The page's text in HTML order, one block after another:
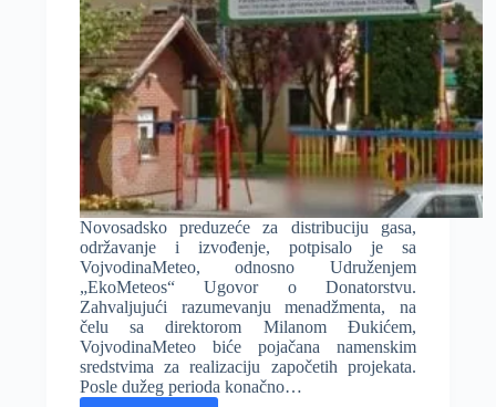
Novosadsko preduzeće za distribuciju gasa,
održavanje i izvođenje, potpisalo je sa
VojvodinaMeteo, odnosno Udruženjem
„EkoMeteos“ Ugovor o Donatorstvu.
Zahvaljujući razumevanju menadžmenta, na
čelu sa direktorom Milanom Đukićem,
VojvodinaMeteo biće pojačana namenskim
sredstvima za realizaciju započetih projekata.
Posle dužeg perioda konačno…